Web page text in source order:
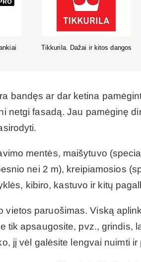
Elektrotechnika
bandęs ar dar ketina
netgi fasadą. Jau pamėginę
mentės, maišytuvo
nei 2 m), kreipiamosios
kibiro, kastuvo ir kitų
paruošimas. Viską
tik apsaugosite, pvz., grindis,
jį vėl galėsite lengvai nuimti ir